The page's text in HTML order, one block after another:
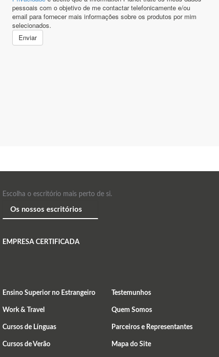
Escolha o escritório mais perto de si.
EMPRESA CERTIFICADA
Ensino Superior no Estrangeiro
Work & Travel
Cursos de Línguas
Cursos de Verão
Testemunhos
Quem Somos
Parceiros e Representantes
Mapa do Site